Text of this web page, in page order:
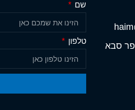
סבא
שם
טלפון